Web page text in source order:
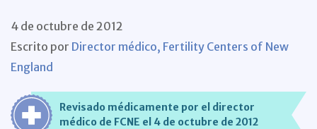
4 de octubre de 2012
Escrito por Director médico, Fertility Centers of New
England
Revisado médicamente por el director
médico de FCNE el 4 de octubre de 2012